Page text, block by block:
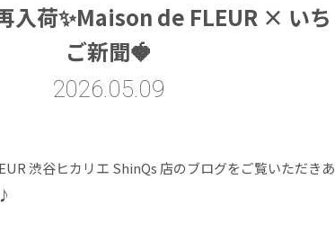
入荷✨Maison de FLEUR × いち
ご新聞🍓
2026.05.09
渋谷ヒカリエ ShinQs 店のブログをご覧いただきあ